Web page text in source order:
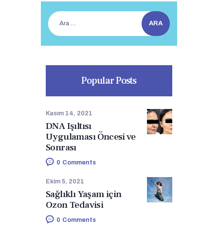
Arama:
Popular Posts
DNA Işıltısı
Uygulaması Öncesi ve
Sonrası
Kasım 14, 2021
0 Comments
Sağlıklı Yaşam için
Ozon Tedavisi
Ekim 5, 2021
0 Comments